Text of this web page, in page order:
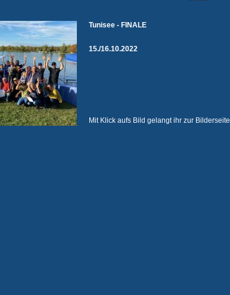
Tunisee - FINALE
15./16.10.2022
Mit Klick aufs Bild gelangt ihr zur Bilderseite